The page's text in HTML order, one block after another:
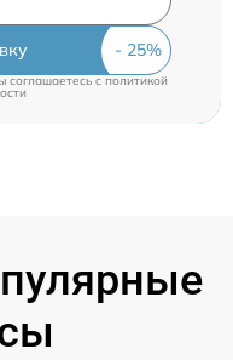
соглашаетесь c политикой